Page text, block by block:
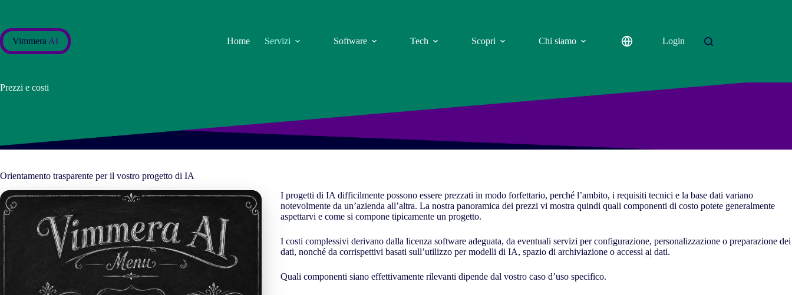
Vimmera AI Home Servizi Software Tech Scopri Chi siamo Login
Prezzi e costi
Orientamento trasparente per il vostro progetto di IA
I progetti di IA difficilmente possono essere prezzati in modo forfettario, perché l’ambito, i requisiti tecnici e la base dati variano
notevolmente da un’azienda all’altra. La nostra panoramica dei prezzi vi mostra quindi quali componenti di costo potete generalmente
aspettarvi e come si compone tipicamente un progetto.
I costi complessivi derivano dalla licenza software adeguata, da eventuali servizi per configurazione, personalizzazione o preparazione dei
dati, nonché da corrispettivi basati sull’utilizzo per modelli di IA, spazio di archiviazione o accessi ai dati.
Quali componenti siano effettivamente rilevanti dipende dal vostro caso d’uso specifico.